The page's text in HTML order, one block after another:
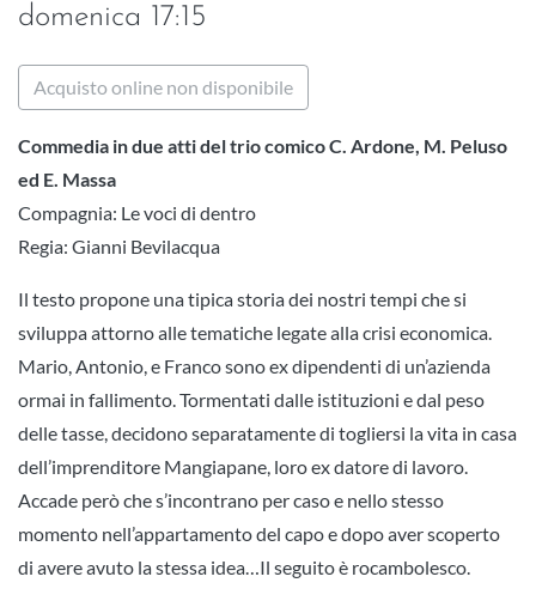
domenica 17:15
Acquisto online non disponibile
Commedia in due atti del trio comico C. Ardone, M. Peluso
ed E. Massa
Compagnia: Le voci di dentro
Regia: Gianni Bevilacqua
Il testo propone una tipica storia dei nostri tempi che si
sviluppa attorno alle tematiche legate alla crisi economica.
Mario, Antonio, e Franco sono ex dipendenti di un’azienda
ormai in fallimento. Tormentati dalle istituzioni e dal peso
delle tasse, decidono separatamente di togliersi la vita in casa
dell’imprenditore Mangiapane, loro ex datore di lavoro.
Accade però che s’incontrano per caso e nello stesso
momento nell’appartamento del capo e dopo aver scoperto
di avere avuto la stessa idea…Il seguito è rocambolesco.